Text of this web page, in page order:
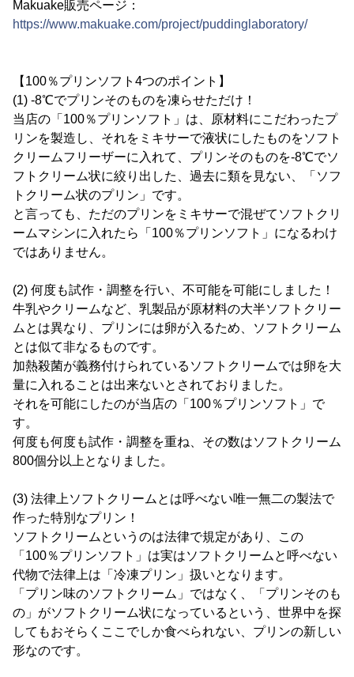
Makuake販売ページ：
https://www.makuake.com/project/puddinglaboratory/
【100％プリンソフト4つのポイント】
(1) -8℃でプリンそのものを凍らせただけ！
当店の「100％プリンソフト」は、原材料にこだわったプ
リンを製造し、それをミキサーで液状にしたものをソフト
クリームフリーザーに入れて、プリンそのものを-8℃でソ
フトクリーム状に絞り出した、過去に類を見ない、「ソフ
トクリーム状のプリン」です。
と言っても、ただのプリンをミキサーで混ぜてソフトクリ
ームマシンに入れたら「100％プリンソフト」になるわけ
ではありません。
(2) 何度も試作・調整を行い、不可能を可能にしました！
牛乳やクリームなど、乳製品が原材料の大半ソフトクリー
ムとは異なり、プリンには卵が入るため、ソフトクリーム
とは似て非なるものです。
加熱殺菌が義務付けられているソフトクリームでは卵を大
量に入れることは出来ないとされておりました。
それを可能にしたのが当店の「100％プリンソフト」で
す。
何度も何度も試作・調整を重ね、その数はソフトクリーム
800個分以上となりました。
(3) 法律上ソフトクリームとは呼べない唯一無二の製法で
作った特別なプリン！
ソフトクリームというのは法律で規定があり、この
「100％プリンソフト」は実はソフトクリームと呼べない
代物で法律上は「冷凍プリン」扱いとなります。
「プリン味のソフトクリーム」ではなく、「プリンそのも
の」がソフトクリーム状になっているという、世界中を探
してもおそらくここでしか食べられない、プリンの新しい
形なのです。